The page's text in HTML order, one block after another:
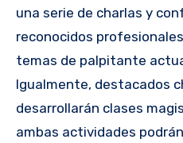
una serie de charlas y
reconocidos
temas de palpitante
Igualmente, destacados
desarrollarán clases
ambas actividades